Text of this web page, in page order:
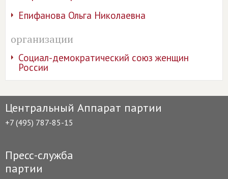
Епифанова Ольга Николаевна
организации
Социал-демократический союз женщин
России
Центральный Аппарат партии
+7 (495) 787-85-15
Пресс-служба
партии